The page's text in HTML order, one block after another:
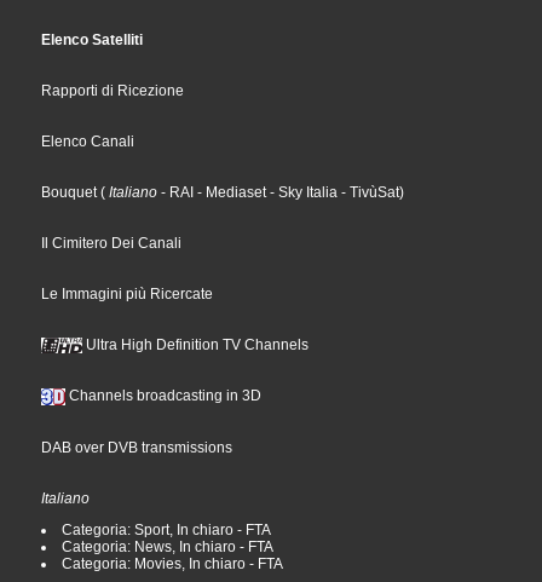
Elenco Satelliti
Rapporti di Ricezione
Elenco Canali
Bouquet( Italiano - RAI - Mediaset- Sky Italia - TivùSat)
Il Cimitero Dei Canali
Le Immagini più Ricercate
Ultra High Definition TV Channels
Channels broadcasting in 3D
DAB over DVB transmissions
Italiano
Categoria: Sport, In chiaro - FTA
Categoria: News, In chiaro - FTA
Categoria: Movies, In chiaro - FTA